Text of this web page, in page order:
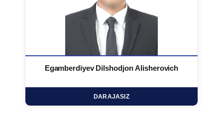
Egamberdiyev Dilshodjon Alisherovich
DARAJASIZ